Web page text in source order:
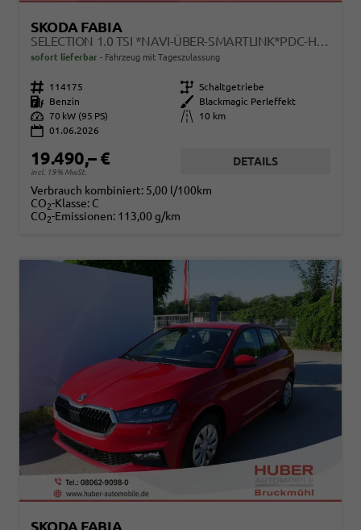
SKODA FABIA
SELECTION 1.0 TSI *NAVI-ÜBER-SMARTLINK*PDC-HI*LED*SHZ*KLIMA*RADIO
sofort lieferbar Fahrzeug mit Tageszulassung
Fahrzeugnr. 114175 Getriebe Schaltgetriebe
Kraftstoff
Benzin Außenfarbe
Blackmagic Perleffekt
Leistung 70 kW (95 PS) Kilometerstand
10 km
01.06.2026
19.490,– €
incl. 19% MwSt.
DETAILS
Verbrauch kombiniert: 5,00 l/100km
CO2-Klasse: C
CO2-Emissionen: 113,00 g/km
SKODA FABIA